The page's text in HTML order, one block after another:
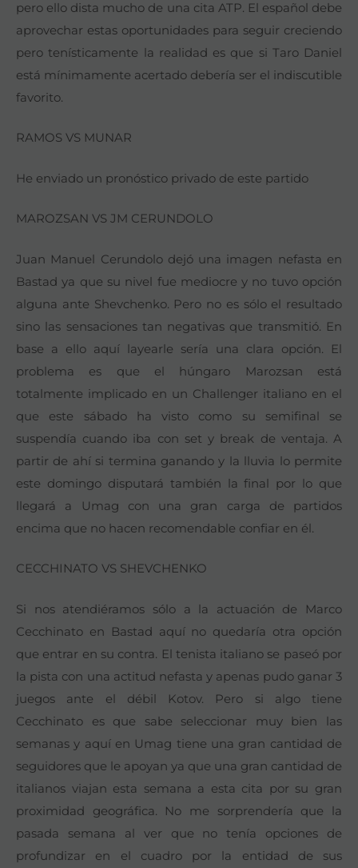
pero ello dista mucho de una cita ATP. El español debe
aprovechar estas oportunidades para seguir creciendo
pero tenísticamente la realidad es que si Taro Daniel
está mínimamente acertado debería ser el indiscutible
favorito.
RAMOS VS MUNAR
He enviado un pronóstico privado de este partido
MAROZSAN VS JM CERUNDOLO
Juan Manuel Cerundolo dejó una imagen nefasta en
Bastad ya que su nivel fue mediocre y no tuvo opción
alguna ante Shevchenko. Pero no es sólo el resultado
sino las sensaciones tan negativas que transmitió. En
base a ello aquí layearle sería una clara opción. El
problema es que el húngaro Marozsan está
totalmente implicado en un Challenger italiano en el
que este sábado ha visto como su semifinal se
suspendía cuando iba con set y break de ventaja. A
partir de ahí si termina ganando y la lluvia lo permite
este domingo disputará también la final por lo que
llegará a Umag con una gran carga de partidos
encima que no hacen recomendable confiar en él.
CECCHINATO VS SHEVCHENKO
Si nos atendiéramos sólo a la actuación de Marco
Cecchinato en Bastad aquí no quedaría otra opción
que entrar en su contra. El tenista italiano se paseó por
la pista con una actitud nefasta y apenas pudo ganar 3
juegos ante el débil Kotov. Pero si algo tiene
Cecchinato es que sabe seleccionar muy bien las
semanas y aquí en Umag tiene una gran cantidad de
seguidores que le apoyan ya que una gran cantidad de
italianos viajan esta semana a esta cita por su gran
proximidad geográfica. No me sorprendería que la
pasada semana al ver que no tenía opciones de
profundizar en el cuadro por la entidad de sus